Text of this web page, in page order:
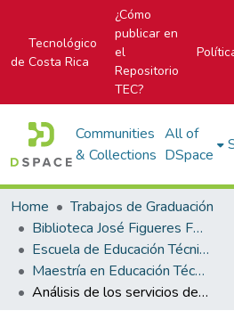
Tecnológico
de Costa Rica
¿Cómo
publicar en
el
Repositorio
TEC?
Communities
& Collections
All of
DSpace
Home
Trabajos de Graduación
Biblioteca José Figueres Ferrer
Escuela de Educación Técnica
Maestría en Educación Técnica
Análisis de los servicios de extensión comunitario que ofrece la Cooperativa Educativa del Colegio Técnico Profesional de Piedades Sur, San Ramón, Alajuela